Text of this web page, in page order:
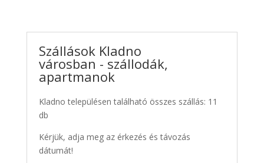
Szállások Kladno
városban - szállodák,
apartmanok
Kladno településen található összes szállás: 11
db
Kérjük, adja meg az érkezés és távozás
dátumát!